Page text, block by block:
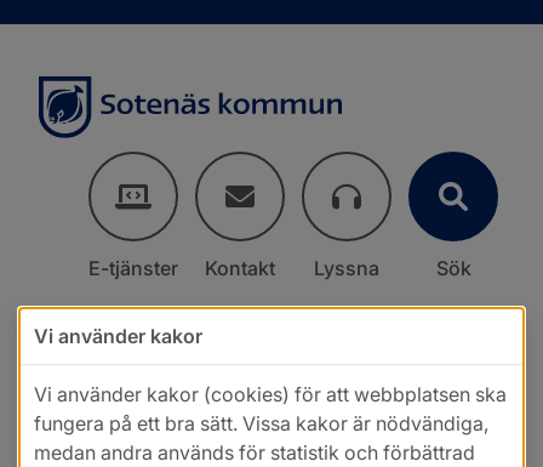
E-tjänster Kontakt Lyssna Sök
Vi använder kakor
Vi använder kakor (cookies) för att webbplatsen ska
fungera på ett bra sätt. Vissa kakor är nödvändiga,
medan andra används för statistik och förbättrad